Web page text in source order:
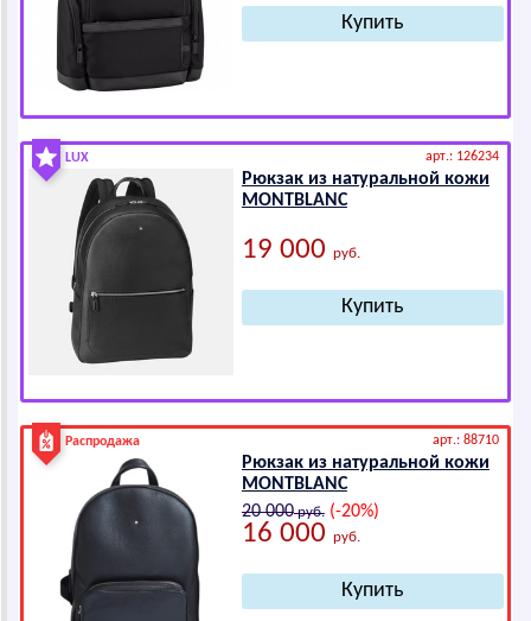
LUX арт.: 126234
Рюкзак из натуральной кожи
МОNТВLАNС
19 000 руб.
Распродажа арт.: 88710
Рюкзак из натуральной кожи
МОNТВLАNС
20 000руб.(-20%)
16 000 руб.